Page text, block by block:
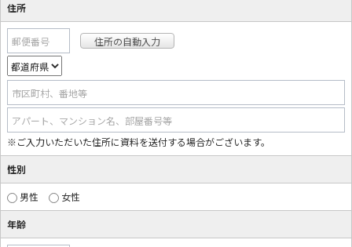
住所
郵便番号
市区町村、番地等
アパート、マンション名、部屋番号等
※ご入力いただいた住所に資料を送付する場合がございます。
性別
男性 女性
年齢